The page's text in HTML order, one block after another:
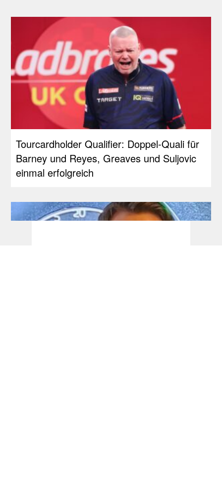
Tourcardholder Qualifier: Doppel-Quali für
Barney und Reyes, Greaves und Suljovic
einmal erfolgreich